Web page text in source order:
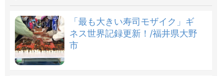
「最も大きい寿司モザイク」ギ
ネス世界記録更新！/福井県大野
市